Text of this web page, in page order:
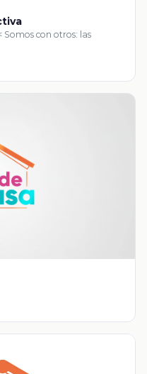
Somos con otros: las